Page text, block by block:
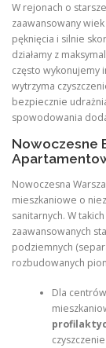
W rejonach o
zaawansowany
pęknięcia i silnie
działamy z
często wykonujemy
wytrzyma
bezpiecznie
spowodowania
Nowoczesne
Nowoczesna
mieszkaniowe o
sanitarnych. W
zaawansowanych
podziemnych
rozbudowanych
Dla